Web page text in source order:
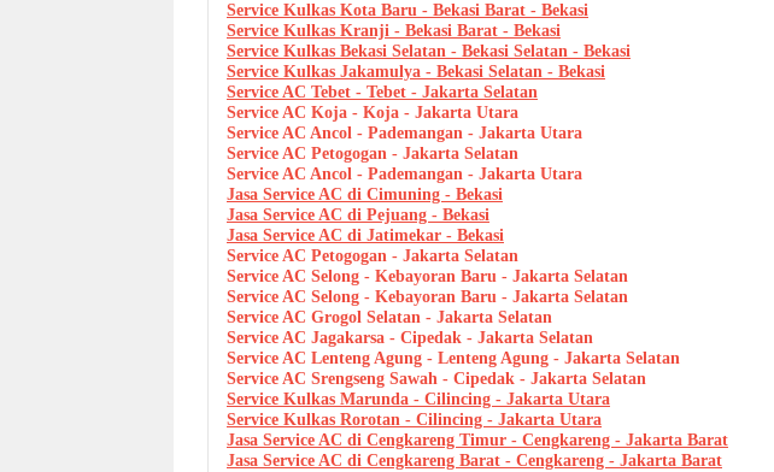
Service Kulkas Kota Baru - Bekasi Barat - Bekasi
Service Kulkas Kranji - Bekasi Barat - Bekasi
Service Kulkas Bekasi Selatan - Bekasi Selatan - Bekasi
Service Kulkas Jakamulya - Bekasi Selatan - Bekasi
Service AC Tebet - Tebet - Jakarta Selatan
Service AC Koja - Koja - Jakarta Utara
Service AC Ancol - Pademangan - Jakarta Utara
Service AC Petogogan - Jakarta Selatan
Service AC Ancol - Pademangan - Jakarta Utara
Jasa Service AC di Cimuning - Bekasi
Jasa Service AC di Pejuang - Bekasi
Jasa Service AC di Jatimekar - Bekasi
Service AC Petogogan - Jakarta Selatan
Service AC Selong - Kebayoran Baru - Jakarta Selatan
Service AC Selong - Kebayoran Baru - Jakarta Selatan
Service AC Grogol Selatan - Jakarta Selatan
Service AC Jagakarsa - Cipedak - Jakarta Selatan
Service AC Lenteng Agung - Lenteng Agung - Jakarta Selatan
Service AC Srengseng Sawah - Cipedak - Jakarta Selatan
Service Kulkas Marunda - Cilincing - Jakarta Utara
Service Kulkas Rorotan - Cilincing - Jakarta Utara
Jasa Service AC di Cengkareng Timur - Cengkareng - Jakarta Barat
Jasa Service AC di Cengkareng Barat - Cengkareng - Jakarta Barat